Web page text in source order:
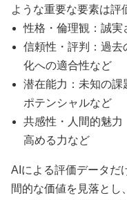
ような重要な要素は評
性格・倫理観：誠実
信頼性・評判：過去
化への適合性など
潜在能力：未知の課
ポテンシャルなど
共感性・人間的魅力
高める力など
AIによる評価データだ
間的な価値を見落とし